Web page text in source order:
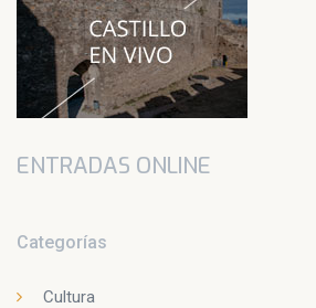
ENTRADAS ONLINE
Categorías
Cultura